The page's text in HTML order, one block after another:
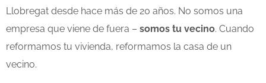
Llobregat desde hace más de 20 años. No somos una
empresa que viene de fuera – somos tu vecino. Cuando
reformamos tu vivienda, reformamos la casa de un
vecino.